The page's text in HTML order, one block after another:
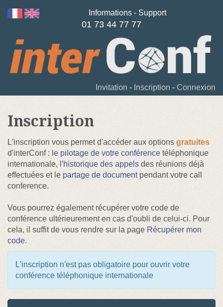
Informations - Support
01 73 44 77 77
Invitation - Inscription - Connexion
Inscription
L'inscription vous permet d'accéder aux options gratuites
d'interConf : le pilotage de votre conférence téléphonique
internationale, l'historique des appels des réunions déjà
effectuées et le partage de documentpendant votre call
conference.
Vous pourrez également récupérer votre code de
conférence ultérieurement en cas d'oubli de celui-ci. Pour
cela, il suffit de vous rendre sur la page Récupérer mon
code.
L'inscription n'est pas obligatoire pour ouvrir votre
conférence téléphonique internationale